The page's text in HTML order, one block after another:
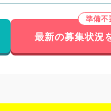
最新の募集状況